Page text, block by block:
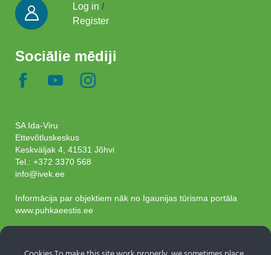
Log in /
Register
Sociālie mēdiji
SA Ida-Viru
Ettevõtluskeskus
Keskväljak 4, 41531 Jõhvi
Tel.: +372 3370 568
info@ivek.ee
Informācija par objektiem nāk no Igaunijas tūrisma portāla
www.puhkaeestis.ee